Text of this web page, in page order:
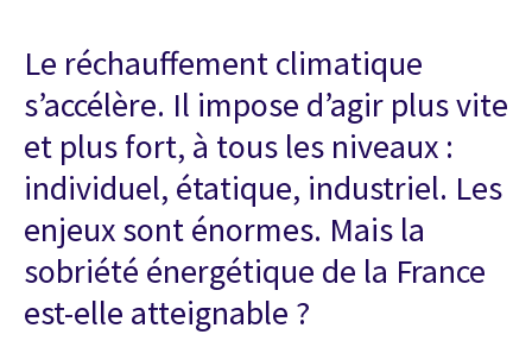
Le réchauffement climatique
s’accélère. Il impose d’agir plus vite
et plus fort, à tous les niveaux :
individuel, étatique, industriel. Les
enjeux sont énormes. Mais la
sobriété énergétique de la France
est-elle atteignable ?